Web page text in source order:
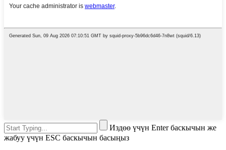
Издөө үчүн Enter баскычын же
жабуу үчүн ESC баскычын басыңыз